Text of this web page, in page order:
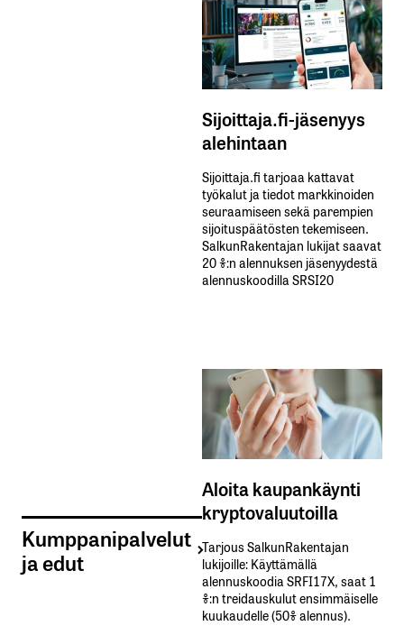
Kumppanipalvelut
ja edut
Sijoittaja.fi-jäsenyys
alehintaan
Sijoittaja.fi tarjoaa kattavat
työkalut ja tiedot markkinoiden
seuraamiseen sekä parempien
sijoituspäätösten tekemiseen.
SalkunRakentajan lukijat saavat
20 %:n alennuksen jäsenyydestä
alennuskoodilla SRSI20
Aloita kaupankäynti
kryptovaluutoilla
Tarjous SalkunRakentajan
lukijoille: Käyttämällä​ ​
alennuskoodia​ ​SRFI17X,​ ​saat​ ​1
%:n treidauskulut​ ​ensimmäiselle​ ​
kuukaudelle​ ​(50%​ ​alennus).